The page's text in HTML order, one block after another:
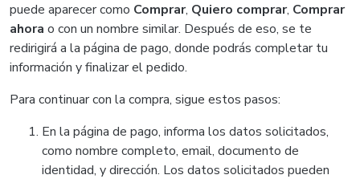
puede aparecer como Comprar, Quiero comprar, Comprar
ahora o con un nombre similar. Después de eso, se te
redirigirá a la página de pago, donde podrás completar tu
información y finalizar el pedido.
Para continuar con la compra, sigue estos pasos:
En la página de pago, informa los datos solicitados,
como nombre completo, email, documento de
identidad, y dirección. Los datos solicitados pueden